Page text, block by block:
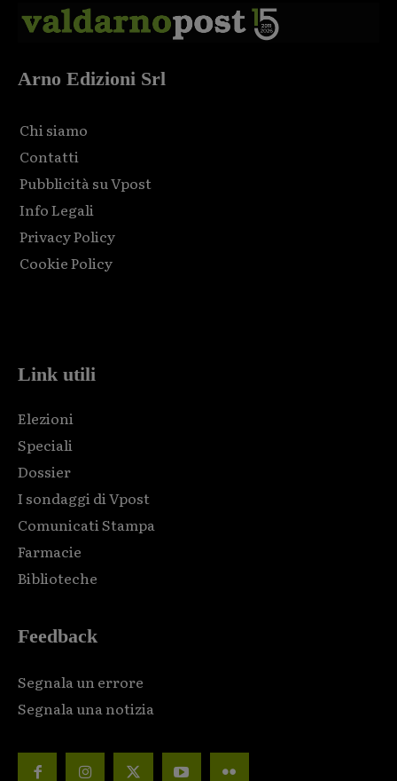
Arno Edizioni Srl
Chi siamo
Contatti
Pubblicità su Vpost
Info Legali
Privacy Policy
Cookie Policy
Link utili
Elezioni
Speciali
Dossier
I sondaggi di Vpost
Comunicati Stampa
Farmacie
Biblioteche
Feedback
Segnala un errore
Segnala una notizia